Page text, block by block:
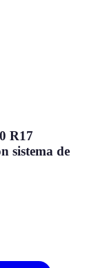
R17
sistema de